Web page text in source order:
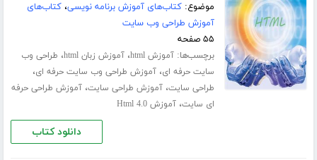
موضوع:کتاب‌های آموزش برنامه نویسی،کتاب‌های
آموزش طراحی وب سایت
۵۵ صفحه
برچسب‌ها:آموزش html ،آموزش زبان html ، طراحی وب
سایت حرفه ای،آموزش طراحی وب سایت حرفه ای،
طراحی سایت،آموزش طراحی سایت،آموزش طراحی حرفه
ای سایت،آموزش Html 4.0
دانلود کتاب